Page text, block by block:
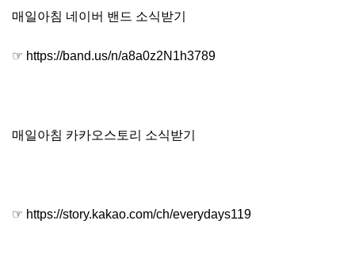
매일아침 네이버 밴드 소식받기
☞ https://band.us/n/a8a0z2N1h3789
매일아침 카카오스토리 소식받기
☞ https://story.kakao.com/ch/everydays119